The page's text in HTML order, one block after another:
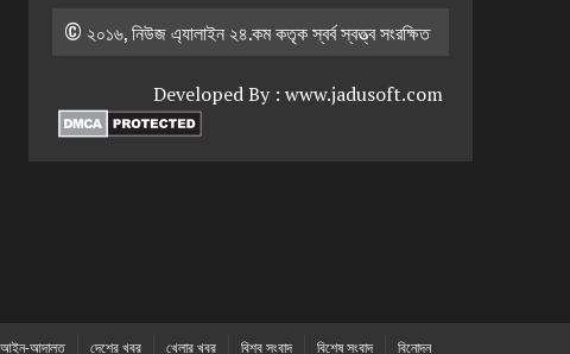
© ২০১৬, নিউজ এ্যালাইন ২৪.কম কতৃক স্বর্ব স্বত্ত্ব সংরক্ষিত
Developed By : www.jadusoft.com
আইন-আদালত দেশের খবর খেলার খবর বিশ্ব সংবাদ বিশেষ সংবাদ বিনোদন